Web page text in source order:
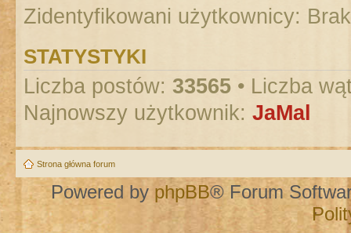
Zidentyfikowani użytkownicy:
STATYSTYKI
Liczba postów: 33565 • Liczba
Najnowszy użytkownik: JaMal
Strona główna forum
Powered by phpBB® Forum